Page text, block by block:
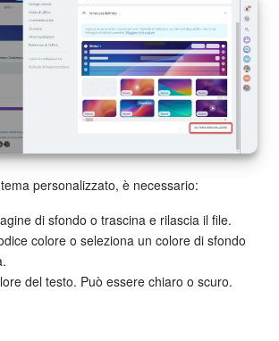
base
per HR
personalizzato, è necessario:
di sfondo o trascina e rilascia il file.
colore o seleziona un colore di sfondo
del testo. Può essere chiaro o scuro.